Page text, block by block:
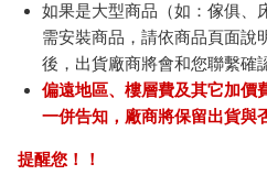
如果是大型商品（如：傢俱、
需安裝商品，請依商品頁面說
後，出貨廠商將會和您聯繫確
偏遠地區、樓層費及其它加價
一併告知，廠商將保留出貨與
提醒您！！